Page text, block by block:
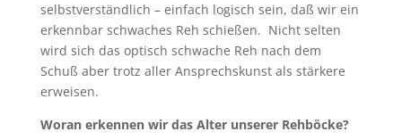
selbstverständlich – einfach logisch sein, daß wir ein
erkennbar schwaches Reh schießen. Nicht selten
wird sich das optisch schwache Reh nach dem
Schuß aber trotz aller Ansprechskunst als stärkere
erweisen.
Woran erkennen wir das Alter unserer Rehböcke?